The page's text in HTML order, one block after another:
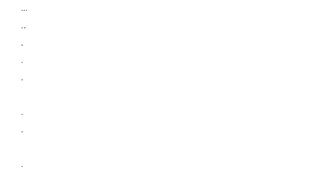
…
..
.
.
.
.
.
.